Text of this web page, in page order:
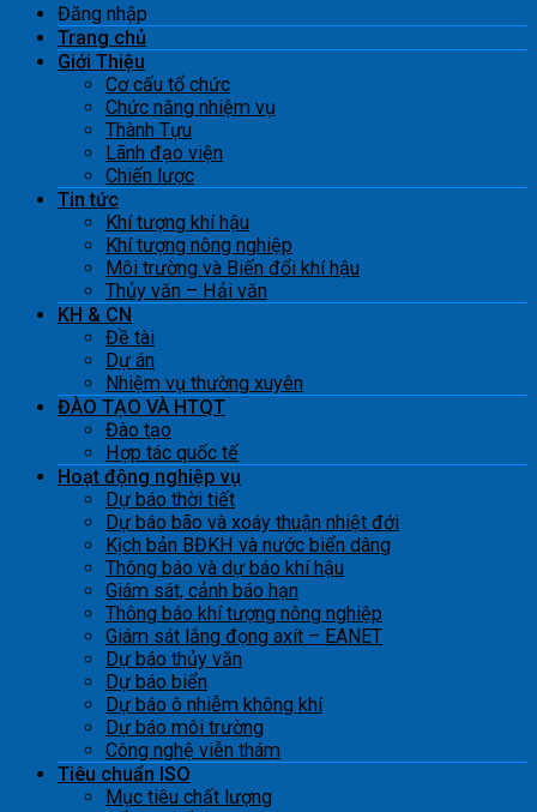
Đăng nhập
Trang chủ
Giới Thiệu
Cơ cấu tổ chức
Chức năng nhiệm vụ
Thành Tựu
Lãnh đạo viện
Chiến lược
Tin tức
Khí tượng khí hậu
Khí tượng nông nghiệp
Môi trường và Biến đổi khí hậu
Thủy văn – Hải văn
KH & CN
Đề tài
Dự án
Nhiệm vụ thường xuyên
ĐÀO TẠO VÀ HTQT
Đào tạo
Hợp tác quốc tế
Hoạt động nghiệp vụ
Dự báo thời tiết
Dự báo bão và xoáy thuận nhiệt đới
Kịch bản BĐKH và nước biển dâng
Thông báo và dự báo khí hậu
Giám sát, cảnh báo hạn
Thông báo khí tượng nông nghiệp
Giám sát lắng đọng axít – EANET
Dự báo thủy văn
Dự báo biển
Dự báo ô nhiễm không khí
Dự báo môi trường
Công nghệ viễn thám
Tiêu chuẩn ISO
Mục tiêu chất lượng